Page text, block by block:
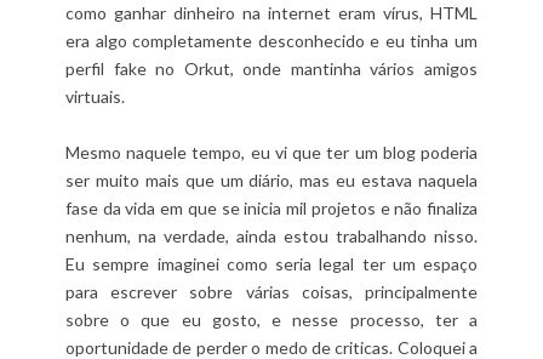
como ganhar dinheiro na internet eram vírus, HTML
era algo completamente desconhecido e eu tinha um
perfil fake no Orkut, onde mantinha vários amigos
virtuais.
Mesmo naquele tempo, eu vi que ter um blog poderia
ser muito mais que um diário, mas eu estava naquela
fase da vida em que se inicia mil projetos e não finaliza
nenhum, na verdade, ainda estou trabalhando nisso.
Eu sempre imaginei como seria legal ter um espaço
para escrever sobre várias coisas, principalmente
sobre o que eu gosto, e nesse processo, ter a
oportunidade de perder o medo de criticas. Coloquei a